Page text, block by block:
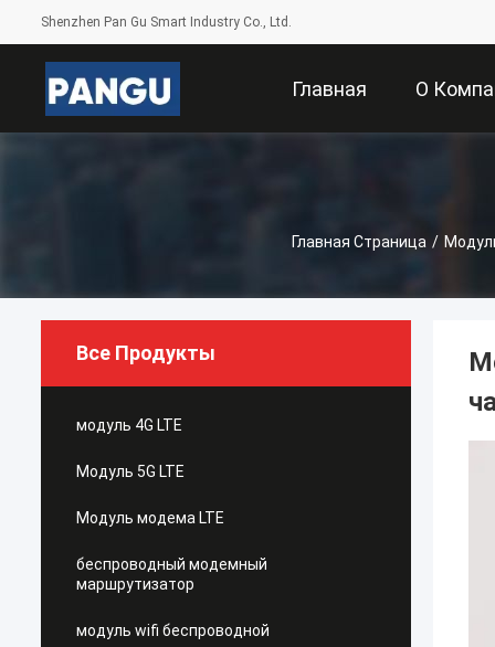
Shenzhen Pan Gu Smart Industry Co., Ltd.
Главная О
Главная Страница /
Все Продукты
модуль 4G LTE
Модуль 5G LTE
Модуль модема LTE
беспроводный модемный
маршрутизатор
модуль wifi беспроводной